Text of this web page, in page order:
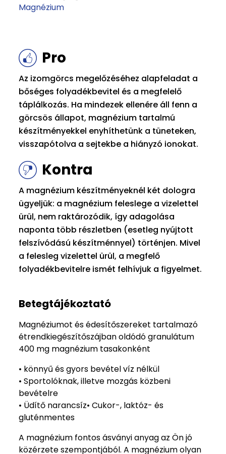
Magnézium
Pro
Az izomgörcs megelőzéséhez alapfeladat a
bőséges folyadékbevitel és a megfelelő
táplálkozás. Ha mindezek ellenére áll fenn a
görcsös állapot, magnézium tartalmú
készítményekkel enyhíthetünk a tüneteken,
visszapótolva a sejtekbe a hiányzó ionokat.
Kontra
A magnézium készítményeknél két dologra
ügyeljük: a magnézium feleslege a vizelettel
ürül, nem raktározódik, így adagolása
naponta több részletben (esetleg nyújtott
felszívódású készítménnyel) történjen. Mivel
a felesleg vizelettel ürül, a megfelő
folyadékbevitelre ismét felhívjuk a figyelmet.
Betegtájékoztató
Magnéziumot és édesítőszereket tartalmazó
étrendkiegészítőszájban oldódó granulátum
400 mg magnézium tasakonként
• könnyű és gyors bevétel víz nélkül
• Sportolóknak, illetve mozgás közbeni
bevételre
• Üdítő narancsíz• Cukor-, laktóz- és
gluténmentes
A magnézium fontos ásványi anyag az Ön jó
közérzete szempontjából. A magnézium olyan